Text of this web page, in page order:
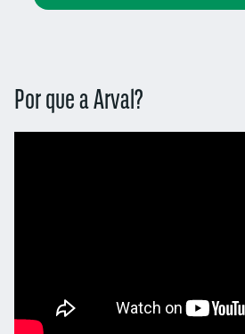
Por que a Arval?